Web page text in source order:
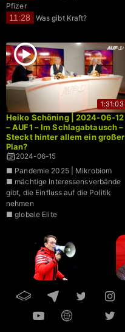
Pfizer
11:28 Was gibt Kraft?
1:31:03
Heiko Schöning | 2024-06-12
– AUF1 – Im Schlagabtausch –
Steckt hinter allem ein großer
Plan?
2024-06-15
■ Pandemie 2025 | Mikrobiom
■ mächtige Interessensverbände
gibt, die Einfluss auf die Politik
nehmen
■ globale Elite